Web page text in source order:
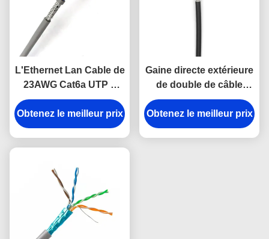
L'Ethernet Lan Cable de
23AWG Cat6a UTP 4
paires a tordu le PVC
engainé
Obtenez le meilleur prix
Gaine directe extérieure
de double de câble
Ethernet d'enterrement
de 23AWG 0.56mm
Obtenez le meilleur prix